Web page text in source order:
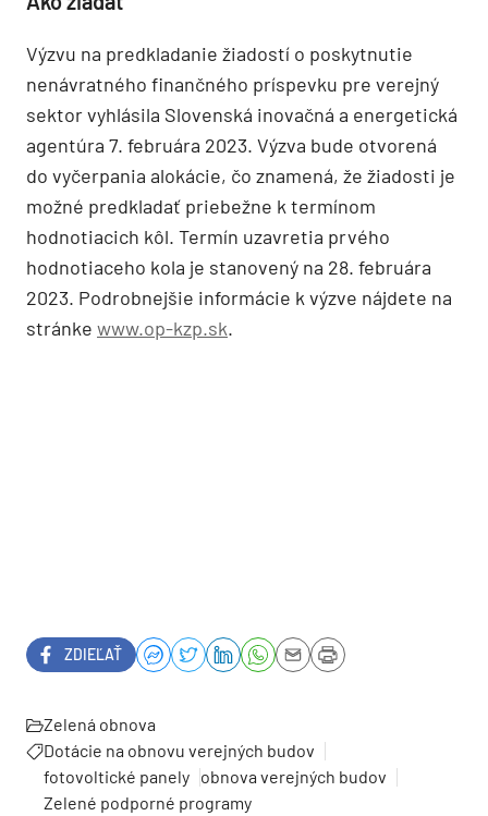
Výzvu na predkladanie žiadostí o poskytnutie
nenávratného finančného príspevku pre verejný
sektor vyhlásila Slovenská inovačná a energetická
agentúra 7. februára 2023. Výzva bude otvorená
do vyčerpania alokácie, čo znamená, že žiadosti je
možné predkladať priebežne k termínom
hodnotiacich kôl. Termín uzavretia prvého
hodnotiaceho kola je stanovený na 28. februára
2023. Podrobnejšie informácie k výzve nájdete na
stránke www.op-kzp.sk.
ZDIEĽAŤ
Zelená obnova
Dotácie na obnovu verejných budov
fotovoltické panely obnova verejných budov
Zelené podporné programy